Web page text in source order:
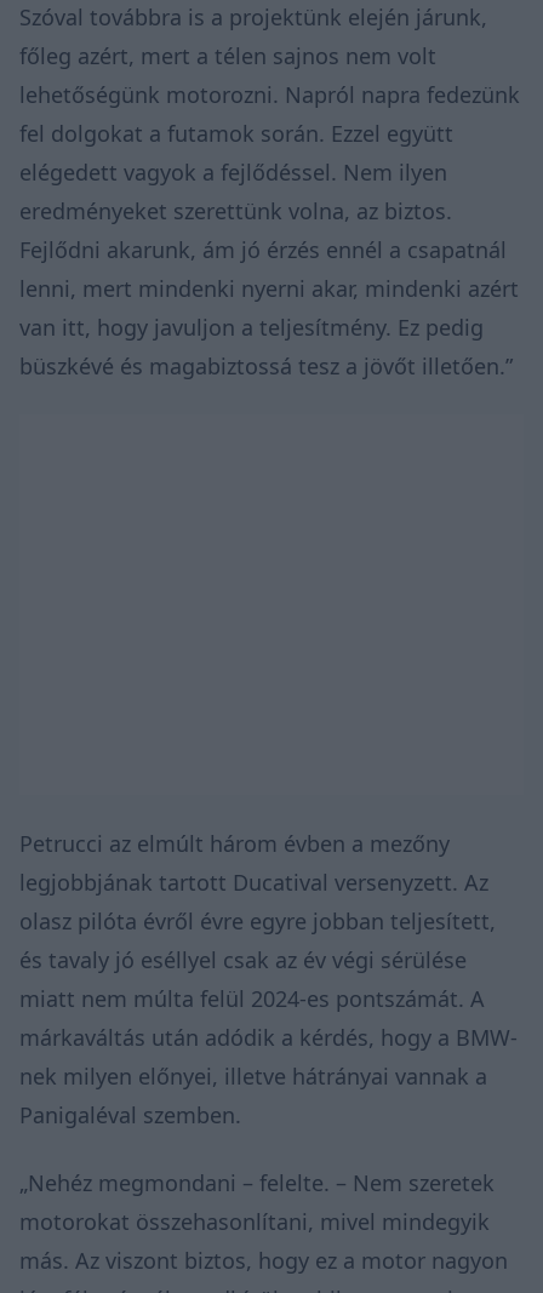
Szóval továbbra is a projektünk elején járunk,
főleg azért, mert a télen sajnos nem volt
lehetőségünk motorozni. Napról napra fedezünk
fel dolgokat a futamok során. Ezzel együtt
elégedett vagyok a fejlődéssel. Nem ilyen
eredményeket szerettünk volna, az biztos.
Fejlődni akarunk, ám jó érzés ennél a csapatnál
lenni, mert mindenki nyerni akar, mindenki azért
van itt, hogy javuljon a teljesítmény. Ez pedig
büszkévé és magabiztossá tesz a jövőt illetően.”
Petrucci az elmúlt három évben a mezőny
legjobbjának tartott Ducatival versenyzett. Az
olasz pilóta évről évre egyre jobban teljesített,
és tavaly jó eséllyel csak az év végi sérülése
miatt nem múlta felül 2024-es pontszámát. A
márkaváltás után adódik a kérdés, hogy a BMW-
nek milyen előnyei, illetve hátrányai vannak a
Panigaléval szemben.
„Nehéz megmondani – felelte. – Nem szeretek
motorokat összehasonlítani, mivel mindegyik
más. Az viszont biztos, hogy ez a motor nagyon